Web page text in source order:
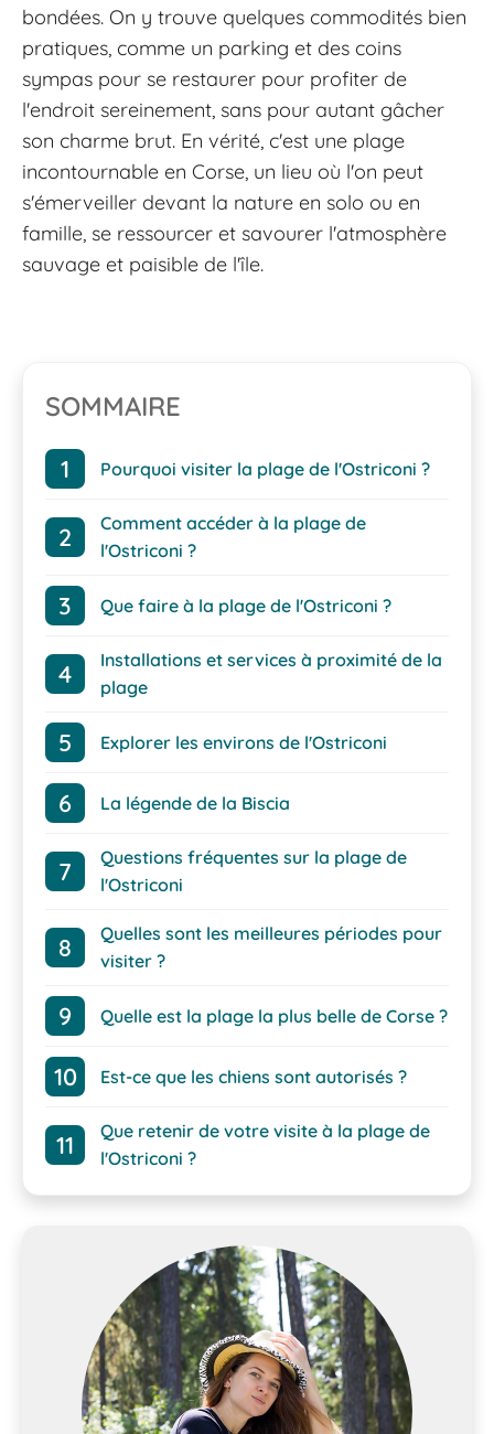
bondées. On y trouve quelques commodités bien
pratiques, comme un parking et des coins
sympas pour se restaurer pour profiter de
l'endroit sereinement, sans pour autant gâcher
son charme brut. En vérité, c'est une plage
incontournable en Corse, un lieu où l'on peut
s'émerveiller devant la nature en solo ou en
famille, se ressourcer et savourer l'atmosphère
sauvage et paisible de l'île.
SOMMAIRE
Pourquoi visiter la plage de l'Ostriconi ?
Comment accéder à la plage de
l'Ostriconi ?
Que faire à la plage de l'Ostriconi ?
Installations et services à proximité de la
plage
Explorer les environs de l'Ostriconi
La légende de la Biscia
Questions fréquentes sur la plage de
l'Ostriconi
Quelles sont les meilleures périodes pour
visiter ?
Quelle est la plage la plus belle de Corse ?
Est-ce que les chiens sont autorisés ?
Que retenir de votre visite à la plage de
l'Ostriconi ?